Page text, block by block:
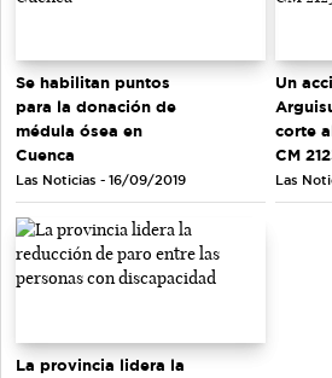
Se habilitan puntos
para la donación de
médula ósea en
Cuenca
Las Noticias - 16/09/2019
Un
corte
CM
Las
La provincia lidera la